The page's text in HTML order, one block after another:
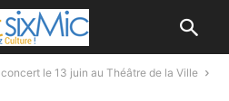
le 13 juin au Théâtre de la Ville